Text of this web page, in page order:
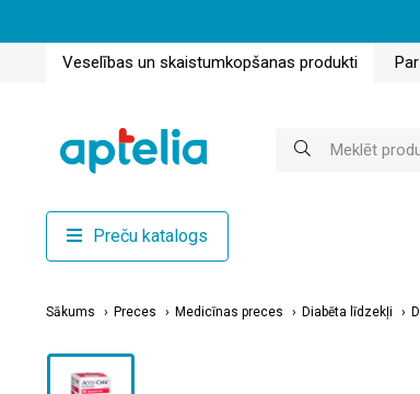
Veselības un skaistumkopšanas produkti
Preču katalogs
Sākums Preces Medicīnas preces Diabēta līdzekļi